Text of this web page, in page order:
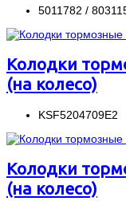
5011782 /
Колодки
(на колесо)
KSF5204709E2
Колодки
(на колесо)